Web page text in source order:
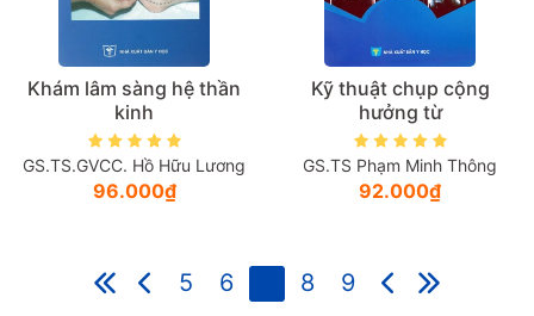
Khám lâm sàng hệ thần
kinh
GS.TS.GVCC. Hồ Hữu Lương
96.000₫
Kỹ thuật chụp cộng
hưởng từ
GS.TS Phạm Minh Thông
92.000₫
5 6 8 9